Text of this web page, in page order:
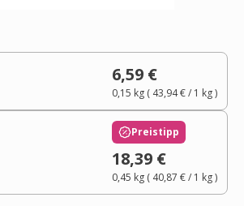
6,59 €
0,15 kg( 43,94 €/ 1 kg)
Preistipp
18,39 €
0,45 kg( 40,87 €/ 1 kg)